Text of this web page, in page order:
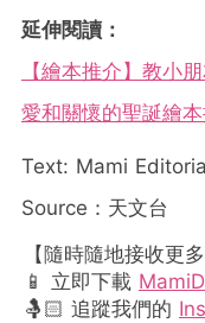
延伸閱讀：
【繪本推介】教小
愛和關懷的聖誕繪本
Text: Mami
Source：天文台
【隨時隨地接收更
📱 立即下載
🤱🏻 追蹤我們的